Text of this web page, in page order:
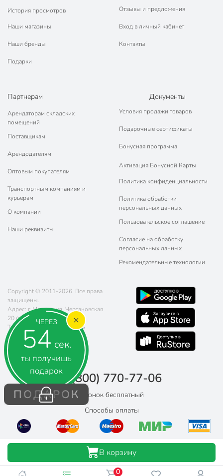
ЧЕРЕЗ
53 сек.
ты получишь
подарок
ПОДАРОК
История просмотров
Наши магазины
Наши бренды
Подарки
Отзывы и предложения
Вход в личный кабинет
Контакты
Партнерам
Арендаторам складских
помещений
Поставщикам
Арендодателям
Оптовым покупателям
Транспортным компаниям и
курьерам
О компании
Наши реквизиты
Документы
Условия продажи товаров
Подарочные сертификаты
Бонусная программа
Активация Бонусной Карты
Политика конфиденциальности
Политика обработки
персональных данных
Пользовательское соглашение
Согласие на обработку
персональных данных
Рекомендательные технологии
Copyright © 2011-2026. Все права
защищены.
Адрес: г. Москва, ул. Чертановская
20 (метро Южная)
Телефон:
8 (800) 770-77-06
Почта:sales@poryadok.ru
8 (800) 770-77-06
Звонок бесплатный
Способы оплаты
0
В корзину